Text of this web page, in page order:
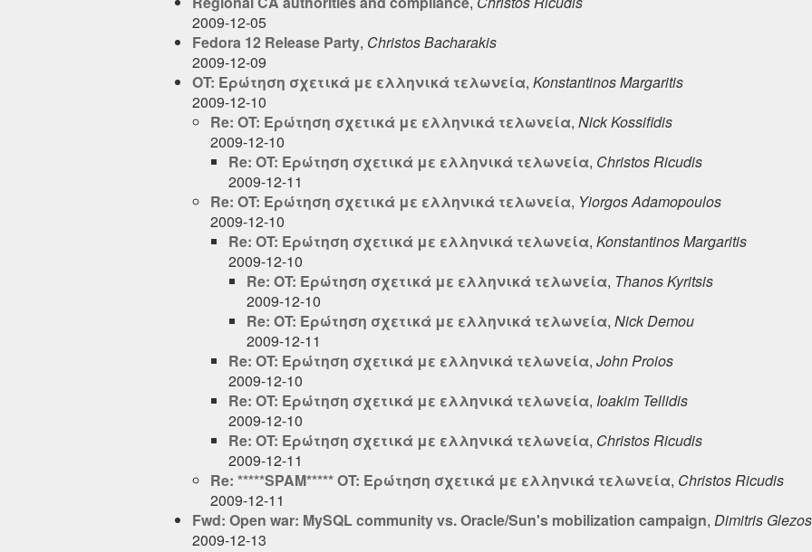
2009-12-05
Fedora 12 Release Party, Christos Bacharakis
2009-12-09
OT: Ερώτηση σχετικά με ελληνικά τελωνεία, Konstantinos Margaritis
2009-12-10
Re: OT: Ερώτηση σχετικά με ελληνικά τελωνεία, Nick Kossifidis
2009-12-10
Re: OT: Ερώτηση σχετικά με ελληνικά τελωνεία, Christos Ricudis
2009-12-11
Re: OT: Ερώτηση σχετικά με ελληνικά τελωνεία, Yiorgos Adamopoulos
2009-12-10
Re: OT: Ερώτηση σχετικά με ελληνικά τελωνεία, Konstantinos Margaritis
2009-12-10
Re: OT: Ερώτηση σχετικά με ελληνικά τελωνεία, Thanos Kyritsis
2009-12-10
Re: OT: Ερώτηση σχετικά με ελληνικά τελωνεία, Nick Demou
2009-12-11
Re: OT: Ερώτηση σχετικά με ελληνικά τελωνεία, John Proios
2009-12-10
Re: OT: Ερώτηση σχετικά με ελληνικά τελωνεία, Ioakim Tellidis
2009-12-10
Re: OT: Ερώτηση σχετικά με ελληνικά τελωνεία, Christos Ricudis
2009-12-11
Re: *****SPAM***** OT: Ερώτηση σχετικά με ελληνικά τελωνεία, Christos Ricudis
2009-12-11
Fwd: Open war: MySQL community vs. Oracle/Sun's mobilization campaign, Dimitris Glezos
2009-12-13